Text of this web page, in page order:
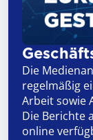
Die
regelmäßig
Arbeit sowie
Die Berichte
online